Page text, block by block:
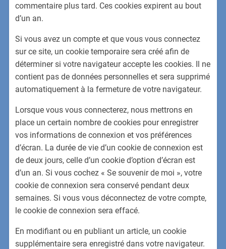
commentaire plus tard. Ces cookies expirent au bout
d’un an.
Si vous avez un compte et que vous vous connectez
sur ce site, un cookie temporaire sera créé afin de
déterminer si votre navigateur accepte les cookies. Il ne
contient pas de données personnelles et sera supprimé
automatiquement à la fermeture de votre navigateur.
Lorsque vous vous connecterez, nous mettrons en
place un certain nombre de cookies pour enregistrer
vos informations de connexion et vos préférences
d’écran. La durée de vie d’un cookie de connexion est
de deux jours, celle d’un cookie d’option d’écran est
d’un an. Si vous cochez « Se souvenir de moi », votre
cookie de connexion sera conservé pendant deux
semaines. Si vous vous déconnectez de votre compte,
le cookie de connexion sera effacé.
En modifiant ou en publiant un article, un cookie
supplémentaire sera enregistré dans votre navigateur.